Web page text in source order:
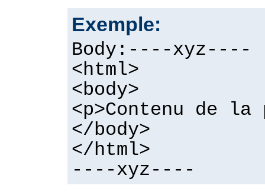
Exemple:
Body:----xyz----
<html>
<body>
<p>Contenu de la
</body>
</html>
----xyz----